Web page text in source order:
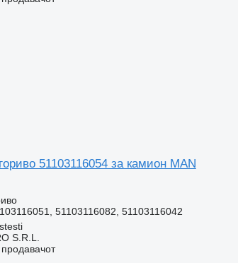
51103116054 за камион MAN
51103116082, 51103116042
S.R.L.
продавачот